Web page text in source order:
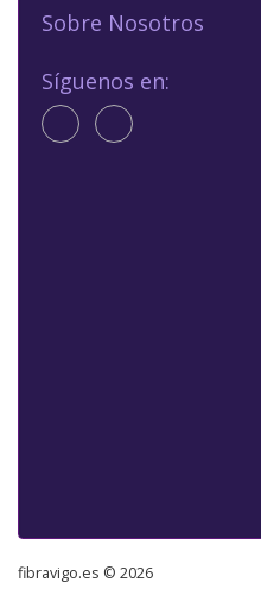
Sobre Nosotros
Síguenos en:
fibravigo.es © 2026